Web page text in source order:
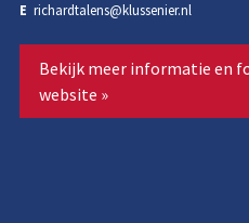
E richardtalens@klussenier.nl
Bekijk meer informatie en
website »